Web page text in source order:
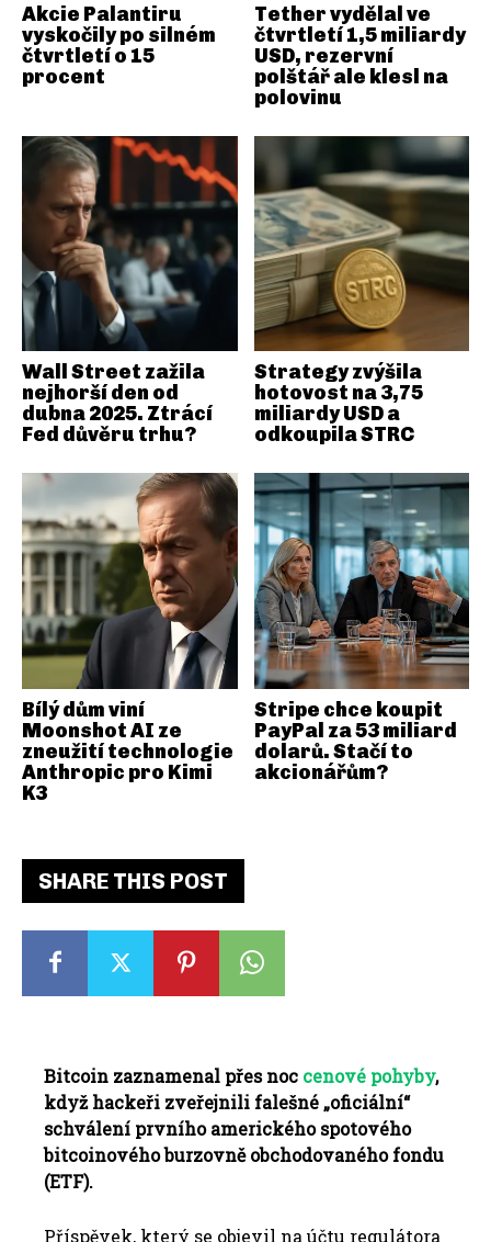
SHARE THIS POST
Bitcoin zaznamenal přes noc cenové pohyby,
když hackeři zveřejnili falešné „oficiální“
schválení prvního amerického spotového
bitcoinového burzovně obchodovaného fondu
(ETF).
Příspěvek, který se objevil na účtu regulátora
Akcie Palantiru
vyskočily po silném
čtvrtletí o 15
procent
Tether vydělal ve
čtvrtletí 1,5 miliardy
USD, rezervní
polštář ale klesl na
polovinu
Wall Street zažila
nejhorší den od
dubna 2025. Ztrácí
Fed důvěru trhu?
Strategy zvýšila
hotovost na 3,75
miliardy USD a
odkoupila STRC
Bílý dům viní
Moonshot AI ze
zneužití technologie
Anthropic pro Kimi
K3
Stripe chce koupit
PayPal za 53 miliard
dolarů. Stačí to
akcionářům?